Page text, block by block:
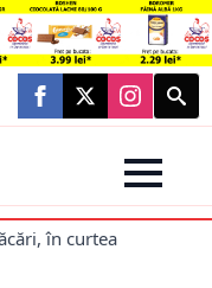
Search
for:
în curtea